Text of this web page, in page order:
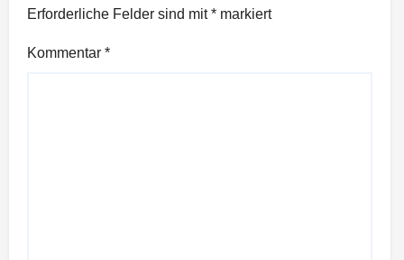
Erforderliche Felder sind mit* markiert
Kommentar *